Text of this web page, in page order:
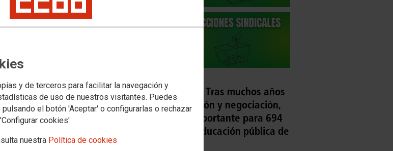
y de terceros para facilitar la navegación y
de uso de nuestros visitantes. Puedes
el botón 'Aceptar' o configurarlas o rechazar
cookies'
nuestra Política de cookies
PERSONAL LABORAL: Tras muchos años
de presión, movilización y negociación,
hoy es un día muy importante para 694
profesionales de la educación pública de
CLM